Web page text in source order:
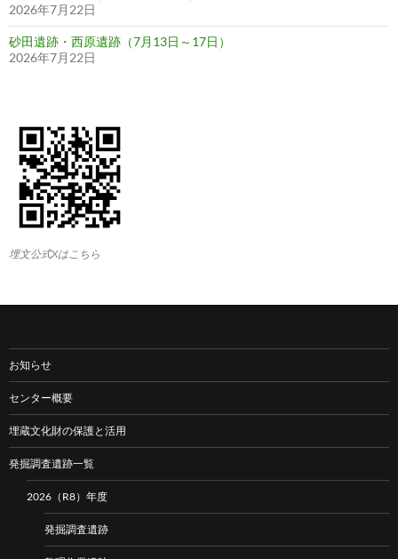
2026年7月22日
砂田遺跡・西原遺跡（7月13日～17日）
2026年7月22日
埋文公式Xはこちら
お知らせ
センター概要
埋蔵文化財の保護と活用
発掘調査遺跡一覧
2026（R8）年度
発掘調査遺跡